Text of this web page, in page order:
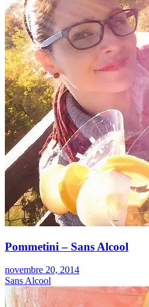
Pommetini – Sans Alcool
novembre 20, 2014
Sans Alcool